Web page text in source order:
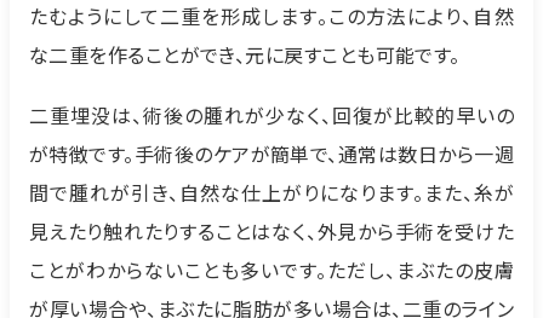
たむようにして二重を形成します。この方法により、自然
な二重を作ることができ、元に戻すことも可能です。
二重埋没は、術後の腫れが少なく、回復が比較的早いの
が特徴です。手術後のケアが簡単で、通常は数日から一週
間で腫れが引き、自然な仕上がりになります。また、糸が
見えたり触れたりすることはなく、外見から手術を受けた
ことがわからないことも多いです。ただし、まぶたの皮膚
が厚い場合や、まぶたに脂肪が多い場合は、二重のライン